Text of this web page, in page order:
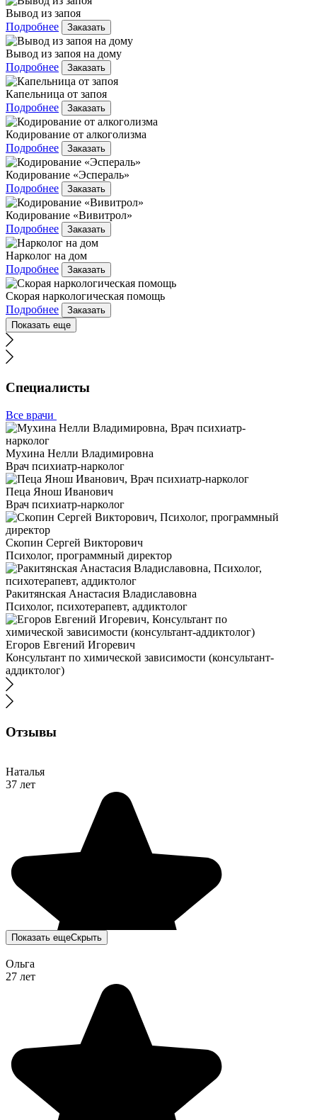
Вывод из запоя
Подробнее
Заказать
Вывод из запоя на дому
Подробнее
Заказать
Капельница от запоя
Подробнее
Заказать
Кодирование от алкоголизма
Подробнее
Заказать
Кодирование «Эспераль»
Подробнее
Заказать
Кодирование «Вивитрол»
Подробнее
Заказать
Нарколог на дом
Подробнее
Заказать
Скорая наркологическая помощь
Подробнее
Заказать
Показать еще
Специалисты
Все врачи
Мухина Нелли Владимировна
Врач психиатр-нарколог
Пеца Янош Иванович
Врач психиатр-нарколог
Скопин Сергей Викторович
Психолог, программный директор
Ракитянская Анастасия Владиславовна
Психолог, психотерапевт, аддиктолог
Егоров Евгений Игоревич
Консультант по химической зависимости (консультант-
аддиктолог)
Отзывы
Наталья
37 лет
Показать ещеСкрыть
Ольга
27 лет